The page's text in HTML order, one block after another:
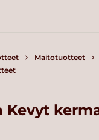
Maitotuotteet
Kevyt